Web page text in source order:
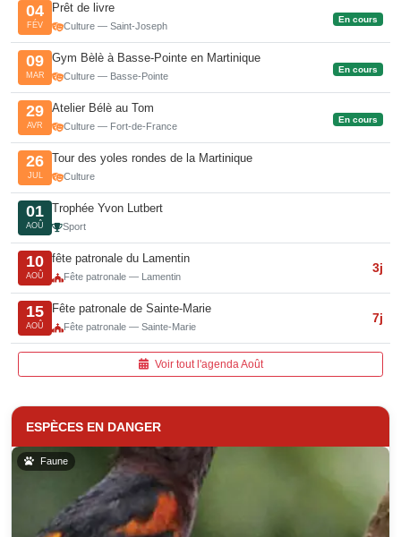
04
FÉV
Prêt de livre
Culture — Saint-Joseph
En cours
09
MAR
Gym Bèlè à Basse-Pointe en Martinique
Culture — Basse-Pointe
En cours
29
AVR
Atelier Bélè au Tom
Culture — Fort-de-France
En cours
26
JUL
Tour des yoles rondes de la Martinique
Culture
01
AOÛ
Trophée Yvon Lutbert
Sport
10
AOÛ
fête patronale du Lamentin
Fête patronale — Lamentin
3j
15
AOÛ
Fête patronale de Sainte-Marie
Fête patronale — Sainte-Marie
7j
Voir tout l'agenda Août
ESPÈCES EN DANGER
Faune